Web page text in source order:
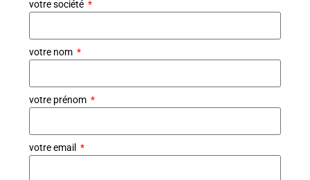
votre société
votre nom
votre prénom
votre email